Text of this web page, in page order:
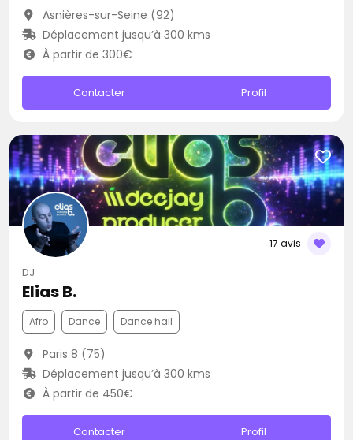
Asnières-sur-Seine (92)
Déplacement jusqu’à 300 kms
À partir de 300€
Contacter Profil
17 avis
DJ
Elias B.
Afro Dance Dance hall
Paris 8 (75)
Déplacement jusqu’à 300 kms
À partir de 450€
Contacter Profil